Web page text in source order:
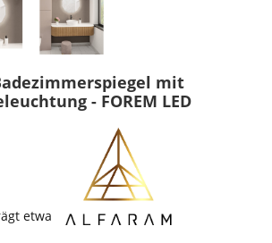
mit
- FOREM LED
etwa